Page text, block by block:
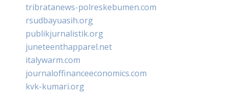
tribratanews-polreskebumen.com
rsudbayuasih.org
publikjurnalistik.org
juneteenthapparel.net
italywarm.com
journaloffinanceeconomics.com
kvk-kumari.org